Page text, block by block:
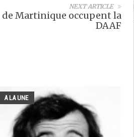
NEXT ARTICLE
de Martinique occupent la
DAAF
A LA UNE